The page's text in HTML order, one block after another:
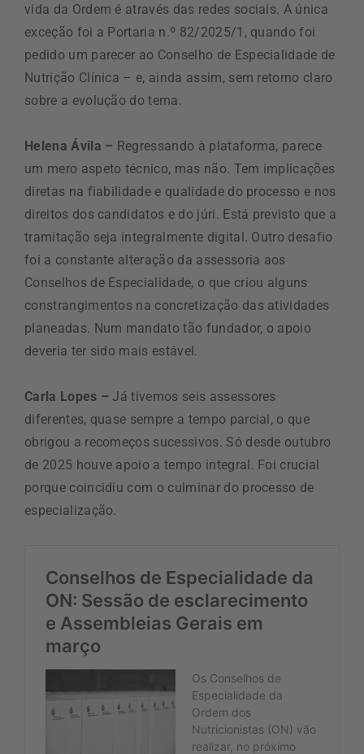
vida da Ordem é através das redes sociais. A única
exceção foi a Portaria n.º 82/2025/1, quando foi
pedido um parecer ao Conselho de Especialidade de
Nutrição Clínica – e, ainda assim, sem retorno claro
sobre a evolução do tema.
Helena Ávila – Regressando à plataforma, parece
um mero aspeto técnico, mas não. Tem implicações
diretas na fiabilidade e qualidade do processo e nos
direitos dos candidatos e do júri. Está previsto que a
tramitação seja integralmente digital. Outro desafio
foi a constante alteração da assessoria aos
Conselhos de Especialidade, o que criou alguns
constrangimentos na concretização das atividades
planeadas. Num mandato tão fundador, o apoio
deveria ter sido mais estável.
Carla Lopes – Já tivemos seis assessores
diferentes, quase sempre a tempo parcial, o que
obrigou a recomeços sucessivos. Só desde outubro
de 2025 houve apoio a tempo integral. Foi crucial
porque coincidiu com o culminar do processo de
especialização.